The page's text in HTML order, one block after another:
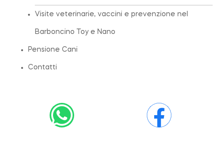
Visite veterinarie, vaccini e prevenzione nel
Barboncino Toy e Nano
Pensione Cani
Contatti